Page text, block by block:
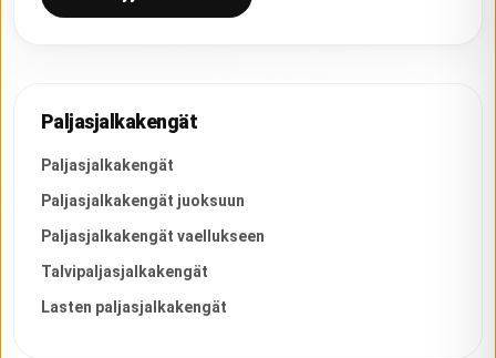
Paljasjalkakengät
Paljasjalkakengät
Paljasjalkakengät juoksuun
Paljasjalkakengät vaellukseen
Talvipaljasjalkakengät
Lasten paljasjalkakengät